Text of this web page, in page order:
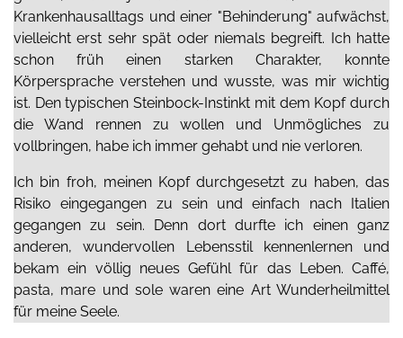
Krankenhausalltags und einer "Behinderung" aufwächst,
vielleicht erst sehr spät oder niemals begreift. Ich hatte
schon früh einen starken Charakter, konnte
Körpersprache verstehen und wusste, was mir wichtig
ist. Den typischen Steinbock-Instinkt mit dem Kopf durch
die Wand rennen zu wollen und Unmögliches zu
vollbringen, habe ich immer gehabt und nie verloren.
Ich bin froh, meinen Kopf durchgesetzt zu haben, das
Risiko eingegangen zu sein und einfach nach Italien
gegangen zu sein. Denn dort durfte ich einen ganz
anderen, wundervollen Lebensstil kennenlernen und
bekam ein völlig neues Gefühl für das Leben. Caffé,
pasta, mare und sole waren eine Art Wunderheilmittel
für meine Seele.